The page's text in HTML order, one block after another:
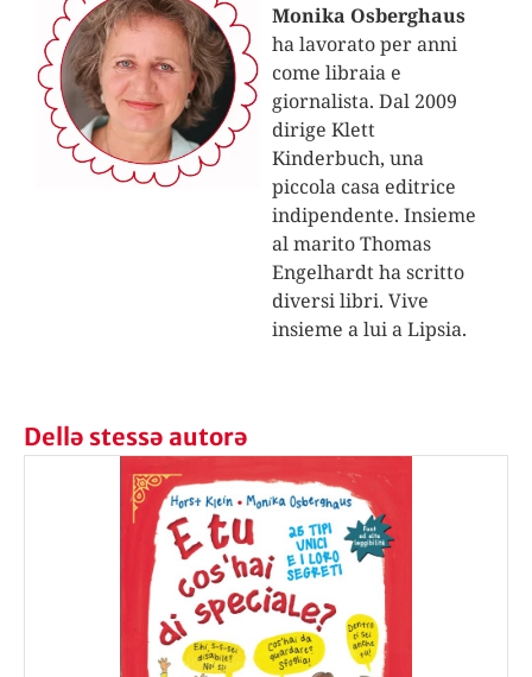
Monika Osberghaus
ha lavorato per anni
come libraia e
giornalista. Dal 2009
dirige Klett
Kinderbuch, una
piccola casa editrice
indipendente. Insieme
al marito Thomas
Engelhardt ha scritto
diversi libri. Vive
insieme a lui a Lipsia.
Dellə stessə autorə